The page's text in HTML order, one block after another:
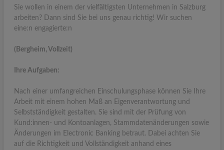
Sie wollen in einem der vielfältigsten Unternehmen in Salzburg
arbeiten? Dann sind Sie bei uns genau richtig! Wir suchen
eine:n engagierte:n
(Bergheim, Vollzeit)
Ihre Aufgaben:
Nach einer umfangreichen Einschulungsphase können Sie Ihre
Arbeit mit einem hohen Maß an Eigenverantwortung und
Selbstständigkeit gestalten. Sie sind mit der Prüfung von
Kund:innen- und Kontoanlagen, Stammdatenänderungen sowie
Änderungen im Electronic Banking betraut. Dabei achten Sie
auf die Richtigkeit und Vollständigkeit anhand eines